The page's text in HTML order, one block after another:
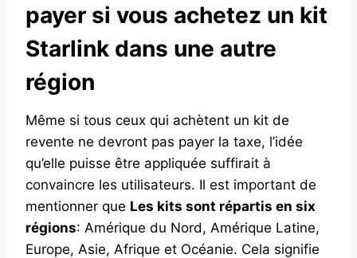
payer si vous achetez un kit
Starlink dans une autre
région
Même si tous ceux qui achètent un kit de
revente ne devront pas payer la taxe, l’idée
qu’elle puisse être appliquée suffirait à
convaincre les utilisateurs. Il est important de
mentionner que Les kits sont répartis en six
régions: Amérique du Nord, Amérique Latine,
Europe, Asie, Afrique et Océanie. Cela signifie